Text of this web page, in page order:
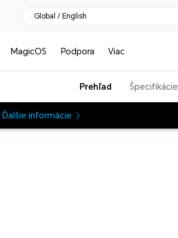
Global / English
MagicOS Podpora Viac
Prehľad Špecifikácie
Ďalšie informácie